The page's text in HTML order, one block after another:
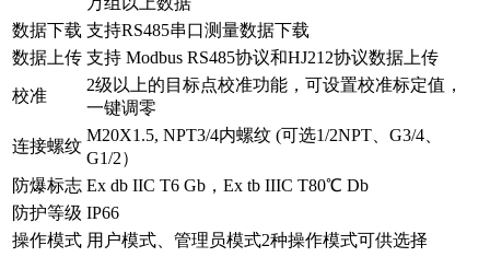
数据下载 支持RS485串口测量数据下载
数据上传 支持 Modbus RS485协议和HJ212协议数据上传
校准
2级以上的目标点校准功能，可设置校准标定值，
一键调零
连接螺纹
M20X1.5, NPT3/4内螺纹 (可选1/2NPT、G3/4、
G1/2）
防爆标志 Ex db IIC T6 Gb，Ex tb IIIC T80℃ Db
防护等级 IP66
操作模式 用户模式、管理员模式2种操作模式可供选择